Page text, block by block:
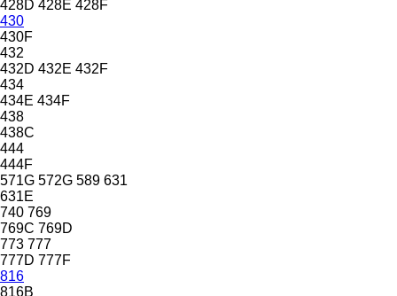
428D 428E 428F
430
430F
432
432D 432E 432F
434
434E 434F
438
438C
444
444F
571G 572G 589 631
631E
740 769
769C 769D
773 777
777D 777F
816
816B